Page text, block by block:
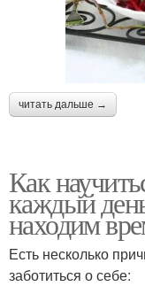
читать дальше →
Как
каждый
находим
Есть несколько
заботиться о себе: